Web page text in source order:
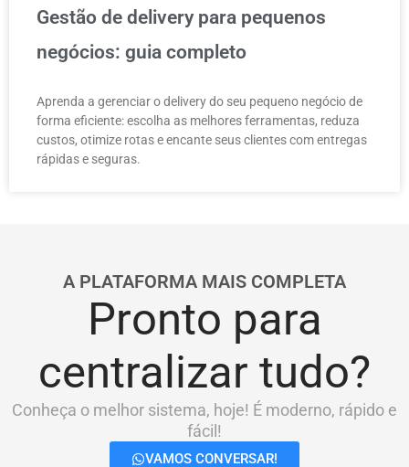
Gestão de delivery para pequenos
negócios: guia completo
Aprenda a gerenciar o delivery do seu pequeno negócio de
forma eficiente: escolha as melhores ferramentas, reduza
custos, otimize rotas e encante seus clientes com entregas
rápidas e seguras.
A PLATAFORMA MAIS COMPLETA
Pronto para
centralizar tudo?
Conheça o melhor sistema, hoje! É moderno, rápido e
fácil!
VAMOS CONVERSAR!